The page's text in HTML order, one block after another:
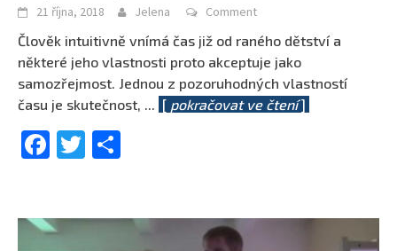
21 října, 2018 Jelena Comment
Člověk intuitivně vnímá čas již od raného dětství a
některé jeho vlastnosti proto akceptuje jako
samozřejmost. Jednou z pozoruhodných vlastností
času je skutečnost, ... [ pokračovat ve čtení]
Facebook
Twitter